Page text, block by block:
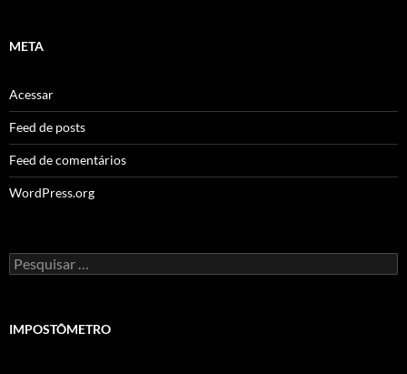
META
Acessar
Feed de posts
Feed de comentários
WordPress.org
Pesquisar
por:
IMPOSTÔMETRO